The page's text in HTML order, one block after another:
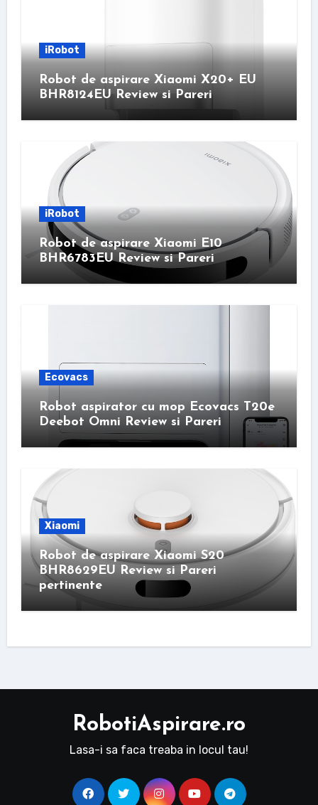
iRobot
Robot de aspirare Xiaomi X20+ EU
BHR8124EU Review si Pareri
iRobot
Robot de aspirare Xiaomi E10
BHR6783EU Review si Pareri
Ecovacs
Robot aspirator cu mop Ecovacs T20e
Deebot Omni Review si Pareri
Xiaomi
Robot de aspirare Xiaomi S20
BHR8629EU Review si Pareri
pertinente
RobotiAspirare.ro
Lasa-i sa faca treaba in locul tau!